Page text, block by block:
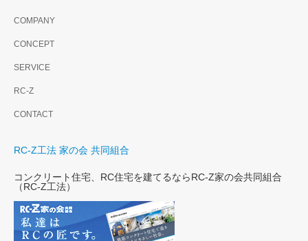
COMPANY
CONCEPT
SERVICE
RC-Z
CONTACT
RC-Z工法 家の会 共同組合
コンクリート住宅、RC住宅を建てるならRC-Z家の会共同組合
（RC-Z工法）